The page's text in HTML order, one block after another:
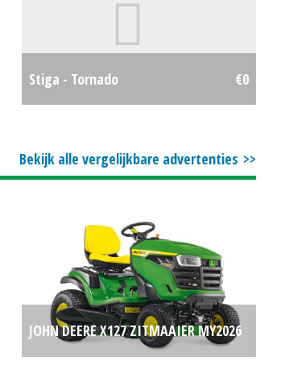
Stiga - Tornado €0
Bekijk alle vergelijkbare advertenties
JOHN DEERE X127 ZITMAAIER MY2026